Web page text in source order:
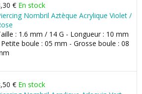
€ En stock
Nombril Aztèque Acrylique Violet /
: 1.6 mm / 14 G - Longueur : 10 mm
boule : 05 mm - Grosse boule : 08
€ En stock